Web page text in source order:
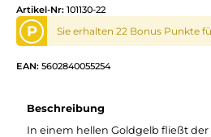
Artikel-Nr: 101130-22
P Sie erhalten 22 Bonus Punkte
EAN: 5602840055254
Beschreibung
In einem hellen Goldgelb fließt